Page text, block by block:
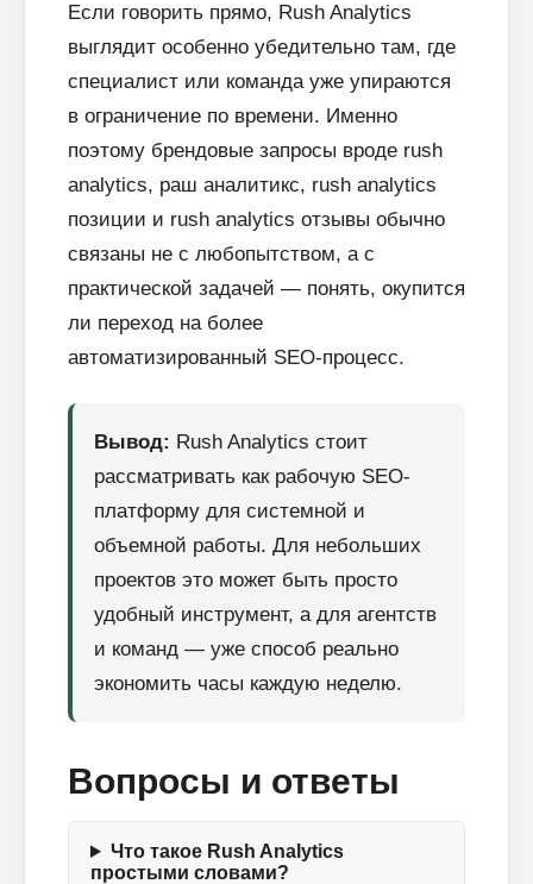
Если говорить прямо, Rush Analytics
выглядит особенно убедительно там, где
специалист или команда уже упираются
в ограничение по времени. Именно
поэтому брендовые запросы вроде rush
analytics, раш аналитикс, rush analytics
позиции и rush analytics отзывы обычно
связаны не с любопытством, а с
практической задачей — понять, окупится
ли переход на более
автоматизированный SEO-процесс.
Вывод: Rush Analytics стоит
рассматривать как рабочую SEO-
платформу для системной и
объемной работы. Для небольших
проектов это может быть просто
удобный инструмент, а для агентств
и команд — уже способ реально
экономить часы каждую неделю.
Вопросы и ответы
Что такое Rush Analytics
простыми словами?